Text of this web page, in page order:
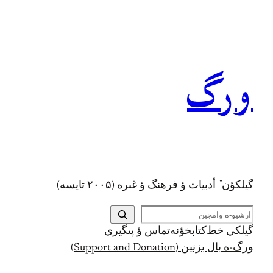
ورگ
گيلکؤن ٚ أدبیات ؤ فرهنگ ؤ غىره (۲۰۰۵ تايسه)
ج
س
ت
ج
گيلکي خط کتابخؤنهتماس ؤ پىگيري
ورگ-ه بال بزنين (Support and Donation)